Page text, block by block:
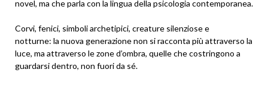
novel, ma che parla con la lingua della psicologia contemporanea.
Corvi, fenici, simboli archetipici, creature silenziose e
notturne: la nuova generazione non si racconta più attraverso la
luce, ma attraverso le zone d’ombra, quelle che costringono a
guardarsi dentro, non fuori da sé.